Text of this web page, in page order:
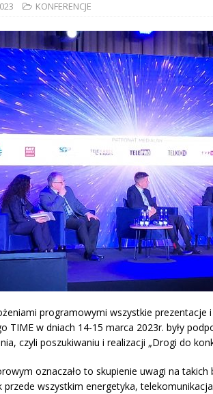
albo dylematy producentów czyli jak nie
KONFERENCJE
programowymi wszystkie prezentacje
TIME w dniach 14-15 marca 2023r. były
czyli poszukiwaniu i realizacji „Drogi do
oznaczało to skupienie uwagi na
przede wszystkim energetyka,